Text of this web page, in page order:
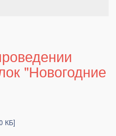
"Новогодние
КБ]